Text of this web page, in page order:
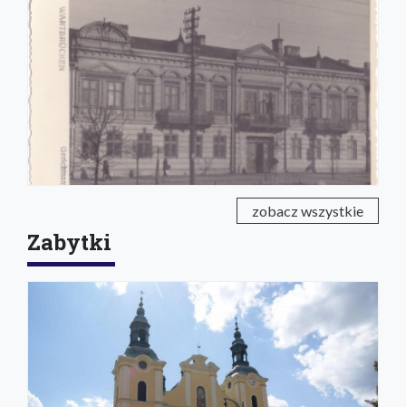
zobacz wszystkie
Zabytki